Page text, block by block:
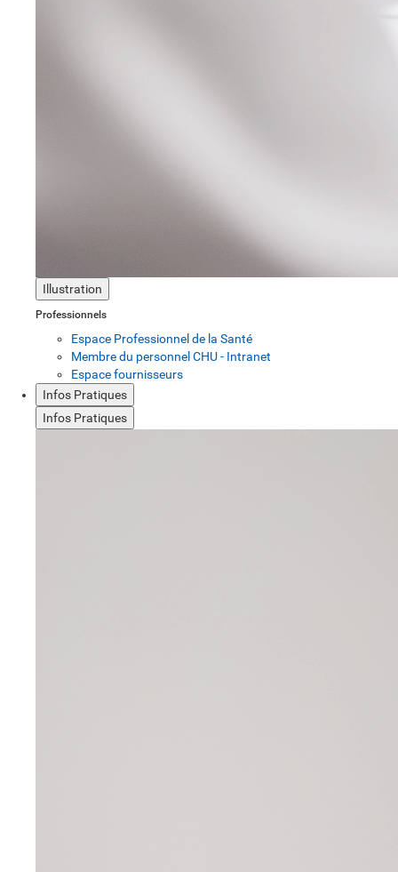
Illustration
Professionnels
Espace Professionnel de la Santé
Membre du personnel CHU - Intranet
Espace fournisseurs
Infos Pratiques
Infos Pratiques